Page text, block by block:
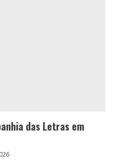
das Letras em